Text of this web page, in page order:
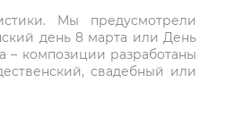
Мы предусмотрели
день 8 марта или День
– композиции разработаны
свадебный или